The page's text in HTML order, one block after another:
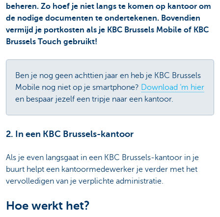
beheren. Zo hoef je niet langs te komen op kantoor om
de nodige documenten te ondertekenen. Bovendien
vermijd je portkosten als je KBC Brussels Mobile of KBC
Brussels Touch gebruikt!
Ben je nog geen achttien jaar en heb je KBC Brussels
Mobile nog niet op je smartphone? Download ‘m hier
en bespaar jezelf een tripje naar een kantoor.
2. In een KBC Brussels-kantoor
Als je even langsgaat in een KBC Brussels-kantoor in je
buurt helpt een kantoormedewerker je verder met het
vervolledigen van je verplichte administratie.
Hoe werkt het?